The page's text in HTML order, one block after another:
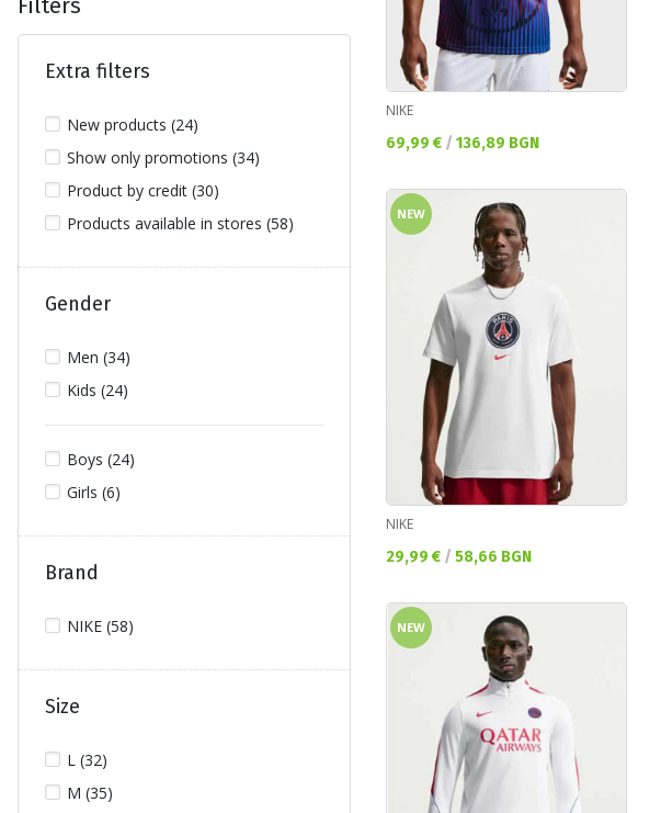
Filters
Extra filters
New products (24)
Show only promotions (34)
Product by credit (30)
Products available in stores (58)
Gender
Men (34)
Kids (24)
Boys (24)
Girls (6)
Brand
NIKE (58)
Size
L (32)
M (35)
NIKE
Текуща цена:
69,99 € / 136,89 BGN
NEW
NIKE
Текуща цена:
29,99 € / 58,66 BGN
NEW